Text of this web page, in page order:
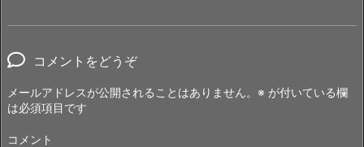
コメントをどうぞ
メールアドレスが公開されることはありません。 ※ が付いている欄
は必須項目です
コメント